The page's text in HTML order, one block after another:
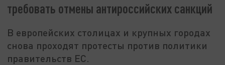
требовать отмены антироссийских санкций
В европейских столицах и крупных городах
снова проходят протесты против политики
правительств ЕС.